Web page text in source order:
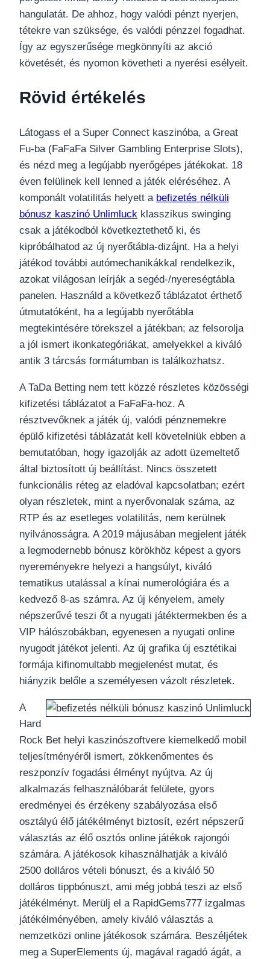
hangulatát. De ahhoz, hogy valódi pénzt nyerjen,
tétekre van szüksége, és valódi pénzzel fogadhat.
Így az egyszerűsége megkönnyíti az akció
követését, és nyomon követheti a nyerési esélyeit.
Rövid értékelés
Látogass el a Super Connect kaszinóba, a Great
Fu-ba (FaFaFa Silver Gambling Enterprise Slots),
és nézd meg a legújabb nyerőgépes játékokat. 18
éven felülinek kell lenned a játék eléréséhez. A
komponált volatilitás helyett a befizetés nélküli
bónusz kaszinó Unlimluck klasszikus swinging
csak a játékodból következtethető ki, és
kipróbálhatod az új nyerőtábla-dizájnt. Ha a helyi
játékod további autómechanikákkal rendelkezik,
azokat világosan leírják a segéd-/nyereségtábla
panelen. Használd a következő táblázatot érthető
útmutatóként, ha a legújabb nyerőtábla
megtekintésére törekszel a játékban; az felsorolja
a jól ismert ikonkategóriákat, amelyekkel a kiváló
antik 3 tárcsás formátumban is találkozhatsz.
A TaDa Betting nem tett közzé részletes közösségi
kifizetési táblázatot a FaFaFa-hoz. A
résztvevőknek a játék új, valódi pénznemekre
épülő kifizetési táblázatát kell követelniük ebben a
bemutatóban, hogy igazolják az adott üzemeltető
által biztosított új beállítást. Nincs összetett
funkcionális réteg az eladóval kapcsolatban; ezért
olyan részletek, mint a nyerővonalak száma, az
RTP és az esetleges volatilitás, nem kerülnek
nyilvánosságra. A 2019 májusában megjelent játék
a legmodernebb bónusz körökhöz képest a gyors
nyereményekre helyezi a hangsúlyt, kiváló
tematikus utalással a kínai numerológiára és a
kedvező 8-as számra. Az új kényelem, amely
népszerűvé teszi őt a nyugati játéktermekben és a
VIP hálószobákban, egyenesen a nyugati online
nyugodt játékot jelenti. Az új grafika új esztétikai
formája kifinomultabb megjelenést mutat, és
hiányzik belőle a személyesen vázolt részletek.
A
Hard
Rock Bet helyi kaszinószoftvere kiemelkedő mobil
teljesítményéről ismert, zökkenőmentes és
reszponzív fogadási élményt nyújtva. Az új
alkalmazás felhasználóbarát felülete, gyors
eredményei és érzékeny szabályozása első
osztályú élő játékélményt biztosít, ezért népszerű
választás az élő osztós online játékok rajongói
számára. A játékosok kihasználhatják a kiváló
2500 dolláros vételi bónuszt, és a kiváló 50
dolláros tippbónuszt, ami még jobbá teszi az első
játékélményt. Merülj el a RapidGems777 izgalmas
játékélményében, amely kiváló választás a
nemzetközi online játékosok számára. Beszéljétek
meg a SuperElements új, magával ragadó ágát, a